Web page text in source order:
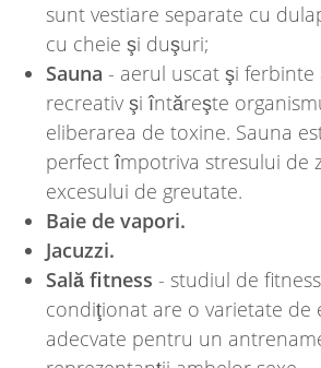
sunt vestiare separate cu
cu cheie şi duşuri;
Sauna - aerul uscat şi ferbinte
recreativ şi întăreşte
eliberarea de toxine. Sauna
perfect împotriva stresului de
excesului de greutate.
Baie de vapori.
Jacuzzi.
Sală fitness - studiul de
condiţionat are o varietate de
adecvate pentru un